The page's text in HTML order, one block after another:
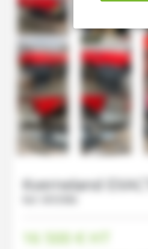
Kverneland
16 500€ HT